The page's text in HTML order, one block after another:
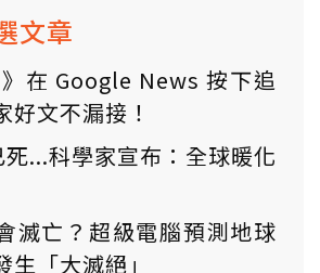
文章
在 Google News 按下追
好文不漏接！
死...科學家宣布：全球暖化
滅亡？超級電腦預測地球
「大滅絕」